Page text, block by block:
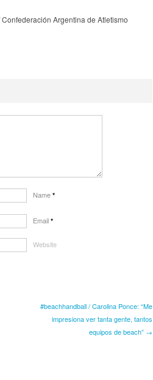
Argentina de Atletismo
Name *
Email *
Website
#beachhandball​ / Carolina Ponce: “Me
impresiona ver tanta gente, tantos
equipos de beach” →